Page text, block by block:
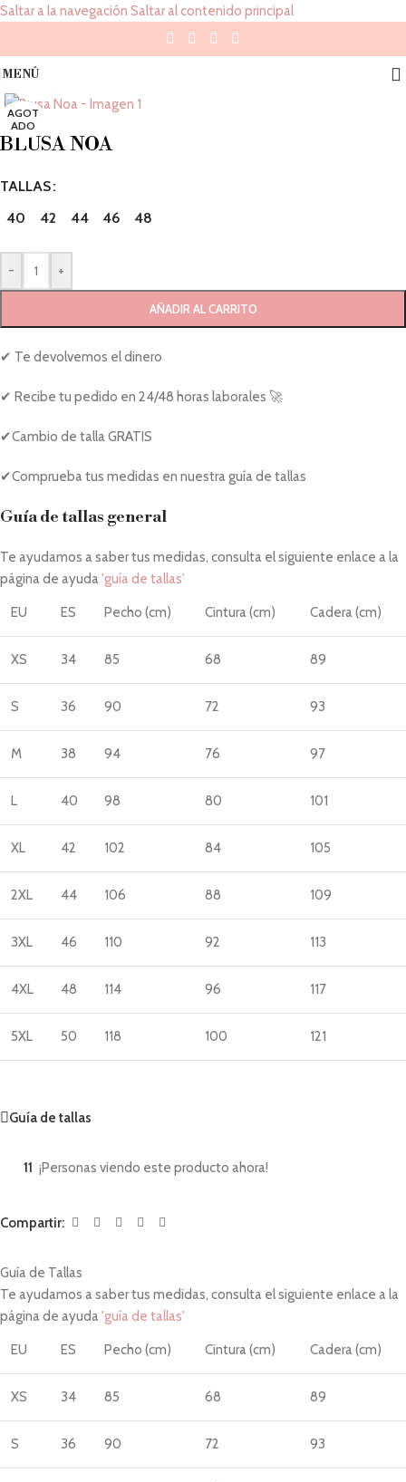
Saltar a la navegación Saltar al contenido principal
MENÚ
AGOT
ADO
BLUSA NOA
TALLAS
40
42 44 46 48
- +
AÑADIR AL CARRITO
✔ Te devolvemos el dinero
✔ Recibe tu pedido en 24/48 horas laborales 🚀
✔Cambio de talla GRATIS
✔Comprueba tus medidas en nuestra guía de tallas
Guía de tallas general
Te ayudamos a saber tus medidas, consulta el siguiente enlace a la
página de ayuda'guía de tallas'
EU ES Pecho (cm) Cintura (cm) Cadera (cm)
XS 34 85 68 89
S 36 90 72 93
M 38 94 76 97
L 40 98 80 101
XL 42 102 84 105
2XL 44 106 88 109
3XL 46 110 92 113
4XL 48 114 96 117
5XL 50 118 100 121
Guía de tallas
11 ¡Personas viendo este producto ahora!
Compartir:
Guía de Tallas
Te ayudamos a saber tus medidas, consulta el siguiente enlace a la
página de ayuda'guía de tallas'
EU ES Pecho (cm) Cintura (cm) Cadera (cm)
XS 34 85 68 89
S 36 90 72 93